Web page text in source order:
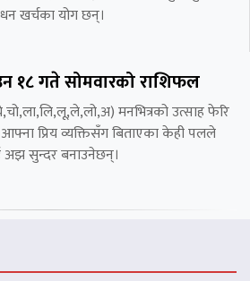
खर्चका योग छन्।
१८ गते सोमवारको राशिफल
मनभित्रको उत्साह फेरि
आफ्ना प्रिय व्यक्तिसँग बिताएका केही पलले
अझ सुन्दर बनाउनेछन्।